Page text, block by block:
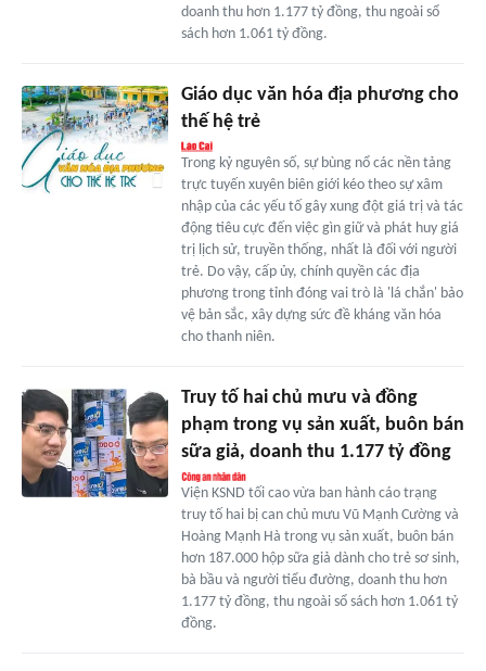
doanh thu hơn 1.177 tỷ đồng, thu ngoài sổ
sách hơn 1.061 tỷ đồng.
Giáo dục văn hóa địa phương cho
thế hệ trẻ
Trong kỷ nguyên số, sự bùng nổ các nền tảng
trực tuyến xuyên biên giới kéo theo sự xâm
nhập của các yếu tố gây xung đột giá trị và tác
động tiêu cực đến việc gìn giữ và phát huy giá
trị lịch sử, truyền thống, nhất là đối với người
trẻ. Do vậy, cấp ủy, chính quyền các địa
phương trong tỉnh đóng vai trò là 'lá chắn' bảo
vệ bản sắc, xây dựng sức đề kháng văn hóa
cho thanh niên.
Truy tố hai chủ mưu và đồng
phạm trong vụ sản xuất, buôn bán
sữa giả, doanh thu 1.177 tỷ đồng
Viện KSND tối cao vừa ban hành cáo trạng
truy tố hai bị can chủ mưu Vũ Mạnh Cường và
Hoàng Mạnh Hà trong vụ sản xuất, buôn bán
hơn 187.000 hộp sữa giả dành cho trẻ sơ sinh,
bà bầu và người tiểu đường, doanh thu hơn
1.177 tỷ đồng, thu ngoài sổ sách hơn 1.061 tỷ
đồng.